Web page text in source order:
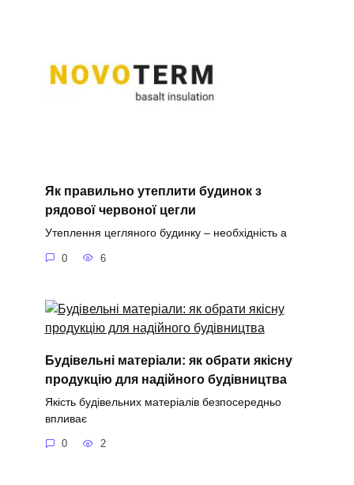
Як правильно утеплити будинок з
рядової червоної цегли
Утеплення цегляного будинку – необхідність а
0 6
Будівельні матеріали: як обрати якісну
продукцію для надійного будівництва
Якість будівельних матеріалів безпосередньо
впливає
0 2